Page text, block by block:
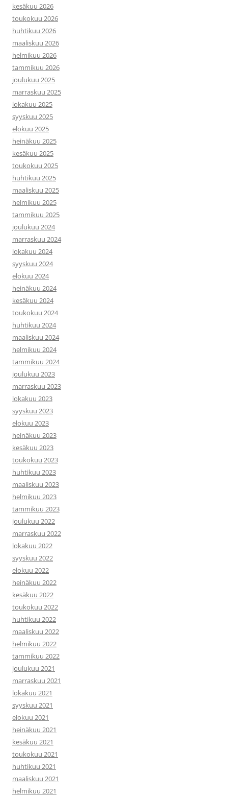
kesäkuu 2026
toukokuu 2026
huhtikuu 2026
maaliskuu 2026
helmikuu 2026
tammikuu 2026
joulukuu 2025
marraskuu 2025
lokakuu 2025
syyskuu 2025
elokuu 2025
heinäkuu 2025
kesäkuu 2025
toukokuu 2025
huhtikuu 2025
maaliskuu 2025
helmikuu 2025
tammikuu 2025
joulukuu 2024
marraskuu 2024
lokakuu 2024
syyskuu 2024
elokuu 2024
heinäkuu 2024
kesäkuu 2024
toukokuu 2024
huhtikuu 2024
maaliskuu 2024
helmikuu 2024
tammikuu 2024
joulukuu 2023
marraskuu 2023
lokakuu 2023
syyskuu 2023
elokuu 2023
heinäkuu 2023
kesäkuu 2023
toukokuu 2023
huhtikuu 2023
maaliskuu 2023
helmikuu 2023
tammikuu 2023
joulukuu 2022
marraskuu 2022
lokakuu 2022
syyskuu 2022
elokuu 2022
heinäkuu 2022
kesäkuu 2022
toukokuu 2022
huhtikuu 2022
maaliskuu 2022
helmikuu 2022
tammikuu 2022
joulukuu 2021
marraskuu 2021
lokakuu 2021
syyskuu 2021
elokuu 2021
heinäkuu 2021
kesäkuu 2021
toukokuu 2021
huhtikuu 2021
maaliskuu 2021
helmikuu 2021